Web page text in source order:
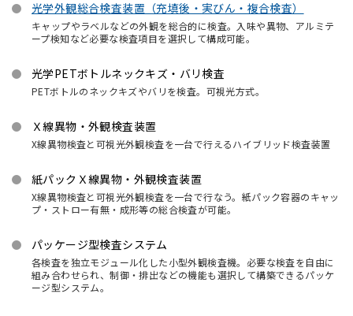
光学外観総合検査装置（充填後・実びん・複合検査）
キャップやラベルなどの外観を総合的に検査。入味や異物、アルミテ
ープ検知など必要な検査項目を選択して構成可能。
光学PETボトルネックキズ・バリ検査
PETボトルのネックキズやバリを検査。可視光方式。
Ｘ線異物・外観検査装置
X線異物検査と可視光外観検査を一台で行えるハイブリッド検査装置
紙パックＸ線異物・外観検査装置
X線異物検査と可視光外観検査を一台で行なう。紙パック容器のキャッ
プ・ストロー有無・成形等の総合検査が可能。
パッケージ型検査システム
各検査を独立モジュール化した小型外観検査機。必要な検査を自由に
組み合わせられ、制御・排出などの機能も選択して構築できるパッケ
ージ型システム。